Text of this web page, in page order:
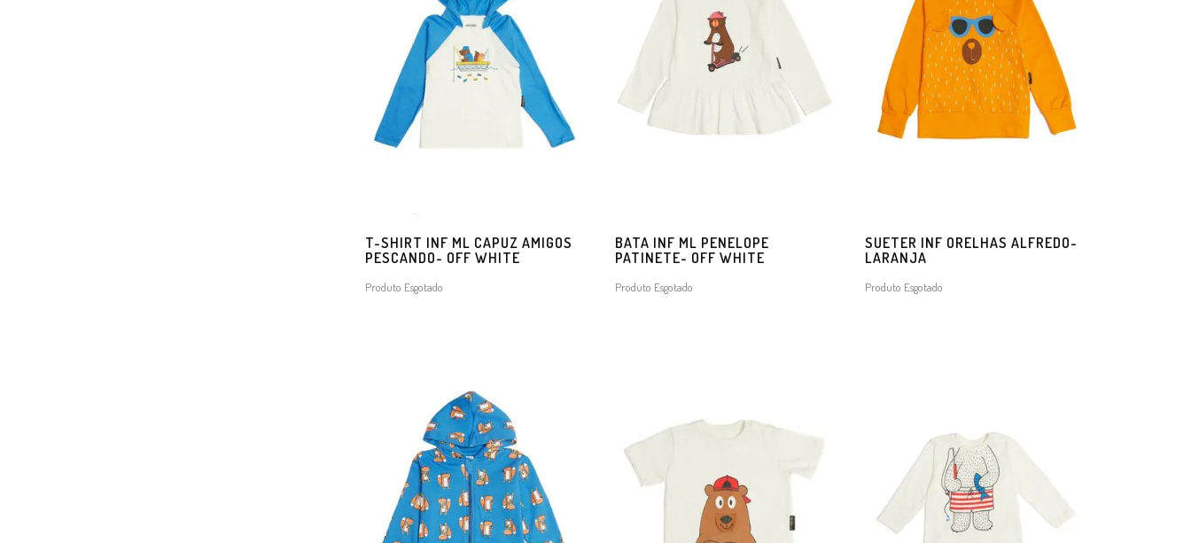
T-SHIRT INF ML CAPUZ AMIGOS
PESCANDO- OFF WHITE
Produto Esgotado
BATA INF ML PENELOPE
PATINETE- OFF WHITE
Produto Esgotado
SUETER INF ORELHAS ALFREDO-
LARANJA
Produto Esgotado